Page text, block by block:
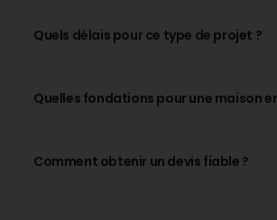
Quels délais pour ce type de projet ?
Quelles fondations pour une maison
Comment obtenir un devis fiable ?